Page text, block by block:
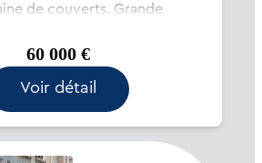
de couverts. Grande
pour 50 couverts.
à proximité immédiate.
60 000 €
Voir détail